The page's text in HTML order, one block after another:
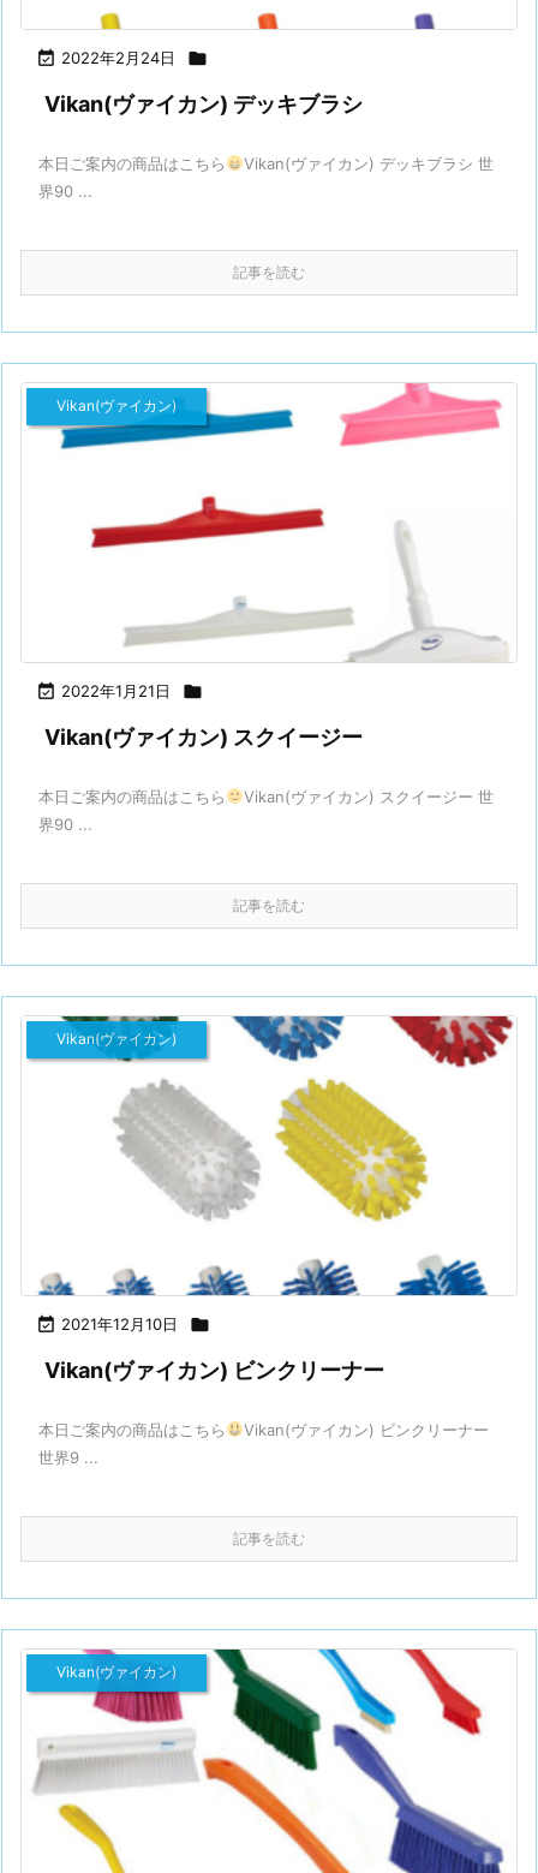
 2022年2月24日 
Vikan(ヴァイカン) デッキブラシ
本日ご案内の商品はこちら
Vikan(ヴァイカン) デッキブラシ 世
界90 ...
記事を読む
 2022年1月21日 
Vikan(ヴァイカン)
Vikan(ヴァイカン) スクイージー
本日ご案内の商品はこちら
Vikan(ヴァイカン) スクイージー 世
界90 ...
記事を読む
 2021年12月10日 
Vikan(ヴァイカン)
Vikan(ヴァイカン) ビンクリーナー
本日ご案内の商品はこちら
Vikan(ヴァイカン) ビンクリーナー
世界9 ...
記事を読む
Vikan(ヴァイカン)